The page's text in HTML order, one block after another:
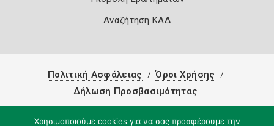
Αναζήτηση ΚΑΔ
Πολιτική Ασφάλειας
Όροι Χρήσης
Δήλωση Προσβασιμότητας
Χρησιμοποιούμε cookies για να σας προσφέρουμε την